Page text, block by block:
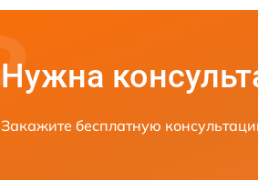
Нужна
Закажите бесплатную